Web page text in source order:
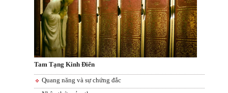
Tam Tạng Kinh Điển
Quang năng và sự chứng đắc